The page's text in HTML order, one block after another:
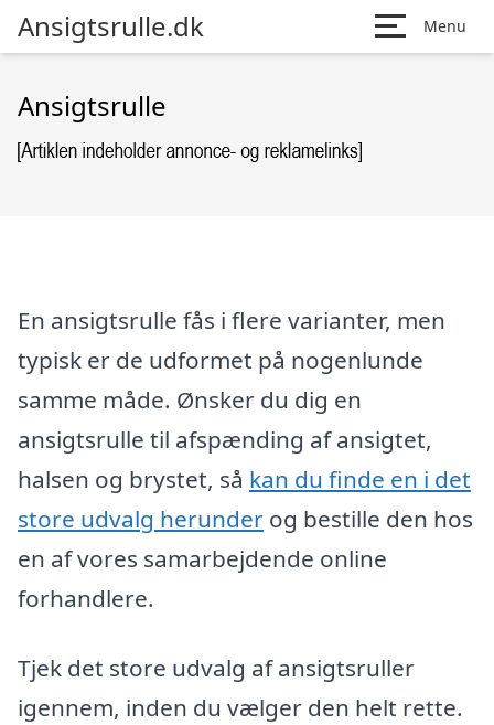
Ansigtsrulle.dk Menu
Ansigtsrulle
En ansigtsrulle fås i flere varianter, men
typisk er de udformet på nogenlunde
samme måde. Ønsker du dig en
ansigtsrulle til afspænding af ansigtet,
halsen og brystet, så kan du finde en i det
store udvalg herunder og bestille den hos
en af vores samarbejdende online
forhandlere.
Tjek det store udvalg af ansigtsruller
igennem, inden du vælger den helt rette.